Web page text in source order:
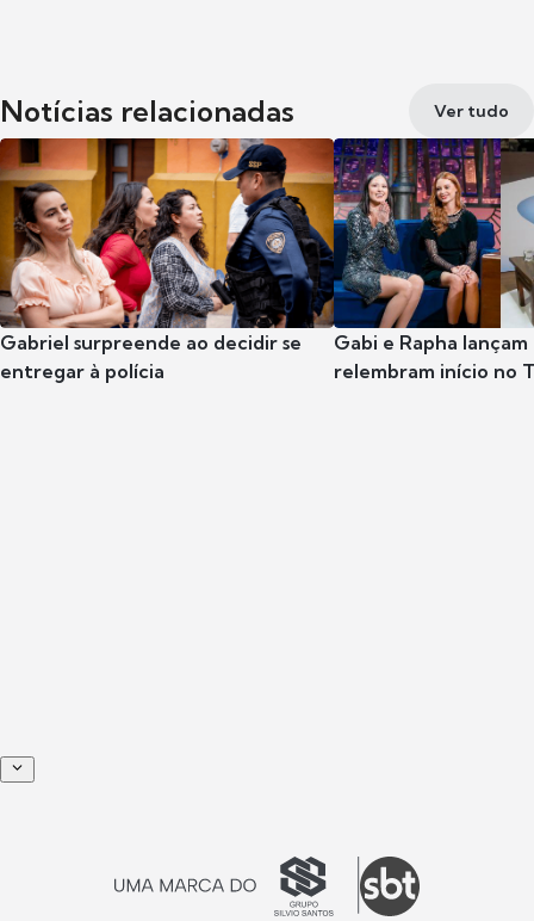
Notícias relacionadas Ver tudo
Gabriel surpreende ao decidir se
entregar à polícia
Gabi e Rapha
relembram início no